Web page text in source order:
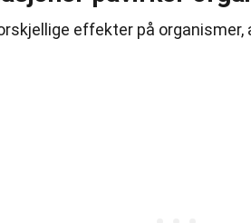
effekter på organismer,